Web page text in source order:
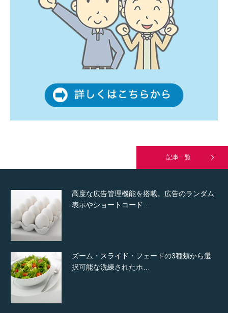
記事一覧
通常投稿
Hello world!
高度な広告管理機能を搭載。広告のランダム
表示やショートコード…
ズーム・スライド・フェードの3種類から選
択可能な洗練されたホ…